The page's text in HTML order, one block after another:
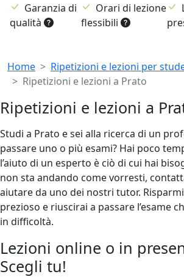
Garanzia di
qualità
Orari di lezione
flessibili
Breadcrumb
Home
Ripetizioni e lezioni per
Ripetizioni e lezioni a Prato
Ripetizioni e lezioni a
Studi a Prato e sei alla ricerca di un
passare uno o più esami? Hai poco
l’aiuto di un esperto è ciò di cui hai
non sta andando come vorresti,
aiutare da uno dei nostri tutor.
prezioso e riuscirai a passare l’esame
in difficoltà.
Lezioni online o in
Scegli tu!